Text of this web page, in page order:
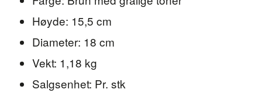
Høyde: 15,5 cm
Diameter: 18 cm
Vekt: 1,18 kg
Salgsenhet: Pr. stk